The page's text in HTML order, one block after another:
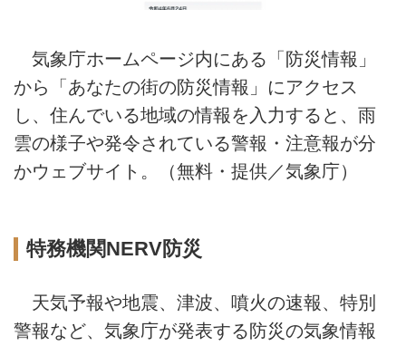
気象庁ホームページ内にある「防災情報」
から「あなたの街の防災情報」にアクセス
し、住んでいる地域の情報を入力すると、雨
雲の様子や発令されている警報・注意報が分
かウェブサイト。（無料・提供／気象庁）
特務機関NERV防災
天気予報や地震、津波、噴火の速報、特別
警報など、気象庁が発表する防災の気象情報